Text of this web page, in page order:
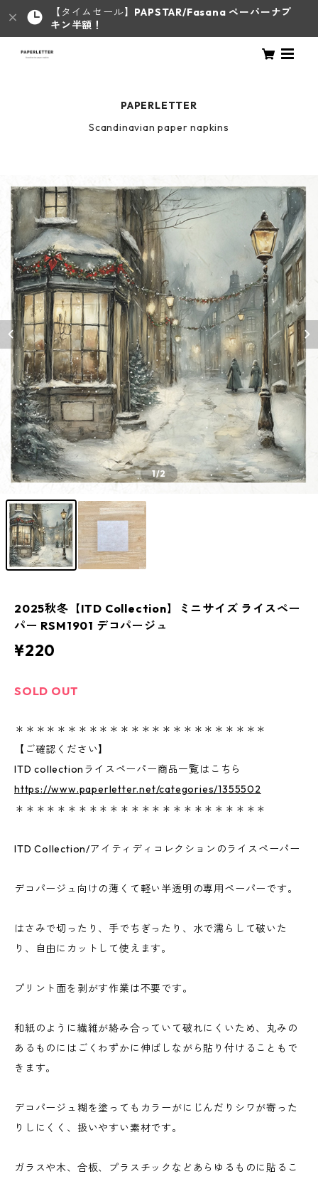
【タイムセール】 PAPSTAR/Fasana ペーパーナプ
キン半額！
PAPERLETTER
Scandinavian paper napkins
1/2
2025秋冬【ITD Collection】ミニサイズ ライスペー
パー RSM1901 デコパージュ
¥220
SOLD OUT
＊＊＊＊＊＊＊＊＊＊＊＊＊＊＊＊＊＊＊＊＊＊＊＊
【ご確認ください】
ITD collectionライスペーパー商品一覧はこちら
https://www.paperletter.net/categories/1355502
＊＊＊＊＊＊＊＊＊＊＊＊＊＊＊＊＊＊＊＊＊＊＊＊
ITD Collection/アイティディコレクションのライスペーパー
デコパージュ向けの薄くて軽い半透明の専用ペーパーです。
はさみで切ったり、手でちぎったり、水で濡らして破いた
り、自由にカットして使えます。
プリント面を剥がす作業は不要です。
和紙のように繊維が絡み合っていて破れにくいため、丸みの
あるものにはごくわずかに伸ばしながら貼り付けることもで
きます。
デコパージュ糊を塗ってもカラーがにじんだりシワが寄った
りしにくく、扱いやすい素材です。
ガラスや木、合板、プラスチックなどあらゆるものに貼るこ